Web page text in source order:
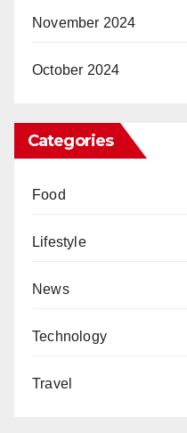
November 2024
October 2024
Categories
Food
Lifestyle
News
Technology
Travel